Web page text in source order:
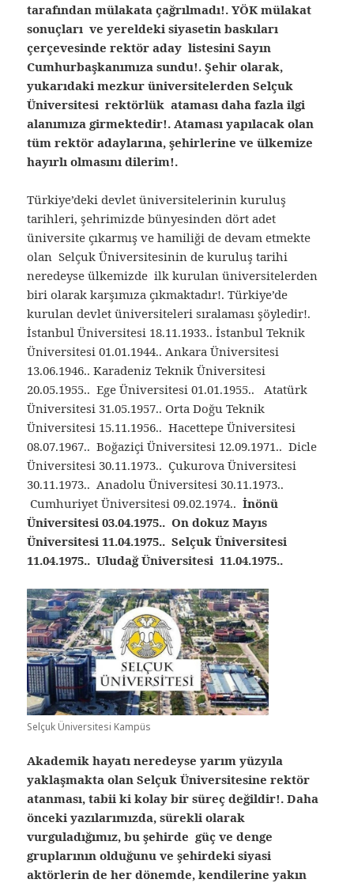
tarafından mülakata çağrılmadı!. YÖK mülakat
sonuçları ve yereldeki siyasetin baskıları
çerçevesinde rektör aday listesini Sayın
Cumhurbaşkanımıza sundu!. Şehir olarak,
yukarıdaki mezkur üniversitelerden Selçuk
Üniversitesi rektörlük ataması daha fazla ilgi
alanımıza girmektedir!. Ataması yapılacak olan
tüm rektör adaylarına, şehirlerine ve ülkemize
hayırlı olmasını dilerim!.
Türkiye’deki devlet üniversitelerinin kuruluş
tarihleri, şehrimizde bünyesinden dört adet
üniversite çıkarmış ve hamiliği de devam etmekte
olan Selçuk Üniversitesinin de kuruluş tarihi
neredeyse ülkemizde ilk kurulan üniversitelerden
biri olarak karşımıza çıkmaktadır!. Türkiye’de
kurulan devlet üniversiteleri sıralaması şöyledir!.
İstanbul Üniversitesi 18.11.1933.. İstanbul Teknik
Üniversitesi 01.01.1944.. Ankara Üniversitesi
13.06.1946.. Karadeniz Teknik Üniversitesi
20.05.1955.. Ege Üniversitesi 01.01.1955.. Atatürk
Üniversitesi 31.05.1957.. Orta Doğu Teknik
Üniversitesi 15.11.1956.. Hacettepe Üniversitesi
08.07.1967.. Boğaziçi Üniversitesi 12.09.1971.. Dicle
Üniversitesi 30.11.1973.. Çukurova Üniversitesi
30.11.1973.. Anadolu Üniversitesi 30.11.1973..
Cumhuriyet Üniversitesi 09.02.1974.. İnönü
Üniversitesi 03.04.1975.. On dokuz Mayıs
Üniversitesi 11.04.1975.. Selçuk Üniversitesi
11.04.1975.. Uludağ Üniversitesi 11.04.1975..
Selçuk Üniversitesi Kampüs
Akademik hayatı neredeyse yarım yüzyıla
yaklaşmakta olan Selçuk Üniversitesine rektör
atanması, tabii ki kolay bir süreç değildir!. Daha
önceki yazılarımızda, sürekli olarak
vurguladığımız, bu şehirde güç ve denge
gruplarının olduğunu ve şehirdeki siyasi
aktörlerin de her dönemde, kendilerine yakın